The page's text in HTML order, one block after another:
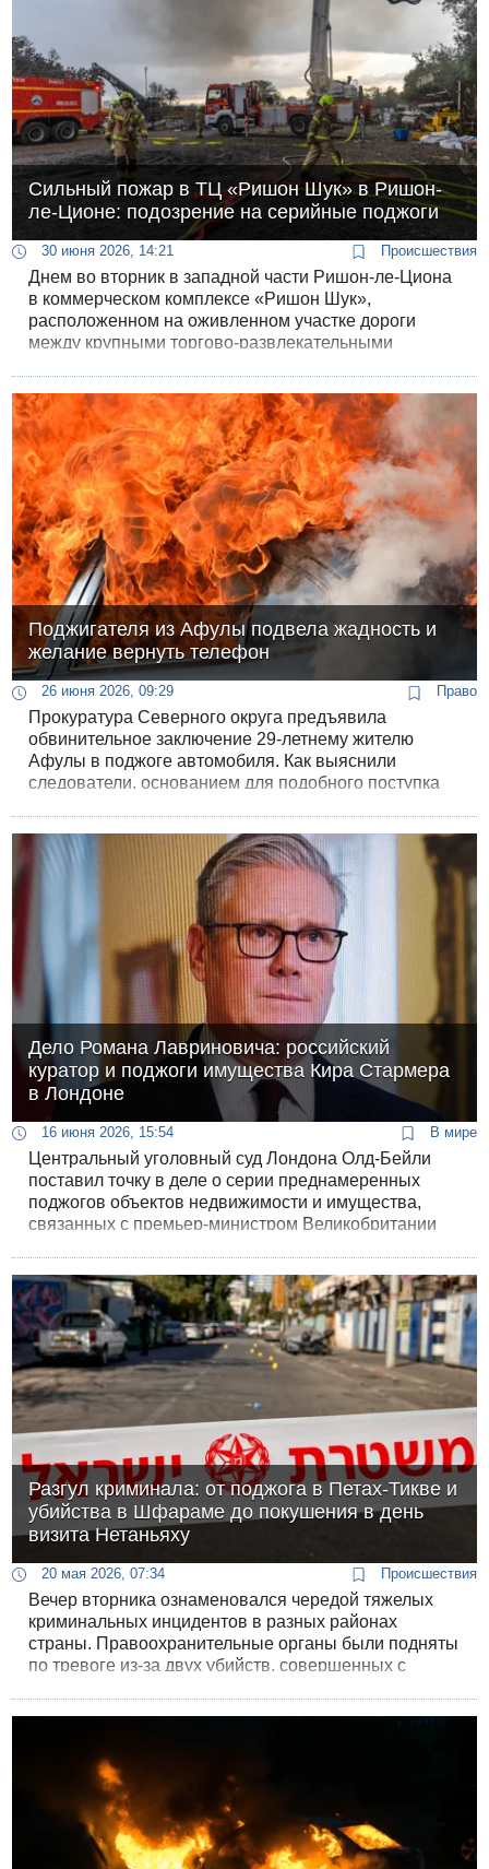
материальный ущерб и временно парализовало его
Сильный пожар в ТЦ «Ришон Шук» в Ришон-
ле-Ционе: подозрение на серийные поджоги
30 июня 2026, 14:21 Происшествия
Днем во вторник в западной части Ришон-ле-Циона
в коммерческом комплексе «Ришон Шук»,
расположенном на оживленном участке дороги
между крупными торгово-развлекательными
пострадали люди, а руководство комплекса
выступило с резкими обвинениями в адрес
правоохранительных органов и муниципалитета,
заявив о преднамеренной серии поджогов.
Поджигателя из Афулы подвела жадность и
желание вернуть телефон
26 июня 2026, 09:29 Право
Прокуратура Северного округа предъявила
обвинительное заключение 29-летнему жителю
Афулы в поджоге автомобиля. Как выяснили
следователи, основанием для подобного поступка
желанию вернуть потерянное имущество.
Дело Романа Лавриновича: российский
куратор и поджоги имущества Кира Стармера
в Лондоне
16 июня 2026, 15:54 В мире
Центральный уголовный суд Лондона Олд-Бейли
поставил точку в деле о серии преднамеренных
поджогов объектов недвижимости и имущества,
связанных с премьер-министром Великобритании
открытыми: кто на самом деле управлял действиями
поджигателей и почему британская правовая
система оказалась не готова официально заявить о
“государственном следе”?
Разгул криминала: от поджога в Петах-Тикве и
убийства в Шфараме до покушения в день
визита Нетаньяху
20 мая 2026, 07:34 Происшествия
Вечер вторника ознаменовался чередой тяжелых
криминальных инцидентов в разных районах
страны. Правоохранительные органы были подняты
по тревоге из-за двух убийств, совершенных с